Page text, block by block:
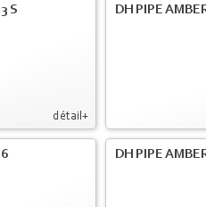
détail+
S DH PIPE
DH PIPE